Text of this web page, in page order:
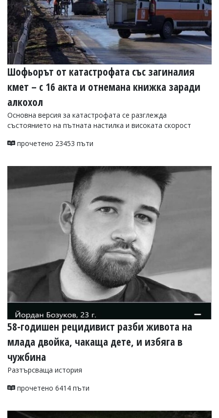
Шофьорът от катастрофата със загиналия
кмет – с 16 акта и отнемана книжка заради
алкохол
Основна версия за катастрофата се разглежда
състоянието на пътната настилка и високата скорост
прочетено 23453 пъти
58-годишен рецидивист разби живота на
млада двойка, чакаща дете, и избяга в
чужбина
Разтърсваща история
прочетено 6414 пъти